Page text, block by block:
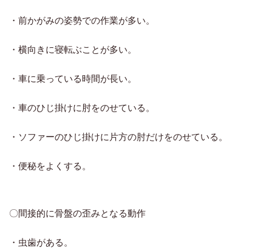
・前かがみの姿勢での作業が多い。
・横向きに寝転ぶことが多い。
・車に乗っている時間が長い。
・車のひじ掛けに肘をのせている。
・ソファーのひじ掛けに片方の肘だけをのせている。
・便秘をよくする。
〇間接的に骨盤の歪みとなる動作
・虫歯がある。